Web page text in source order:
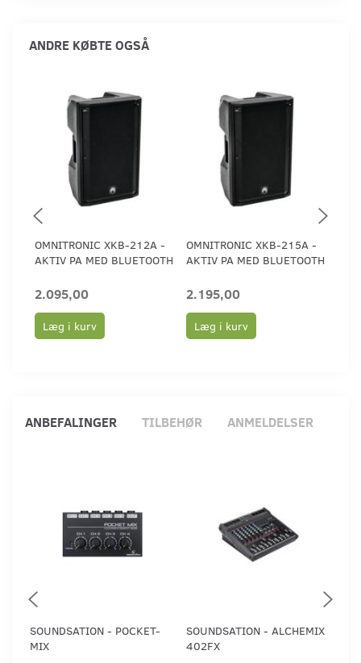
ANDRE KØBTE OGSÅ
OMNITRONIC XKB-212A -
AKTIV PA MED BLUETOOTH
2.095,00
Læg i kurv
OMNITRONIC XKB-215A -
AKTIV PA MED BLUETOOTH
2.195,00
Læg i kurv
ANBEFALINGER TILBEHØR ANMELDELSER
SOUNDSATION - POCKET-
MIX
SOUNDSATION - ALCHEMIX
402FX